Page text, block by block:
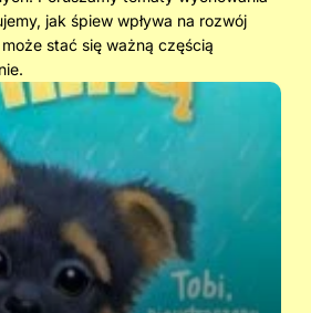
jak śpiew wpływa na rozwój
stać się ważną częścią